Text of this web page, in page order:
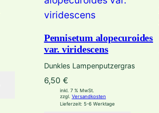
Pennisetum alopecuroides
var. viridescens
Dunkles Lampenputzergras
6,50 €
inkl. 7 % MwSt.
zzgl. Versandkosten
Lieferzeit: 5-6 Werktage